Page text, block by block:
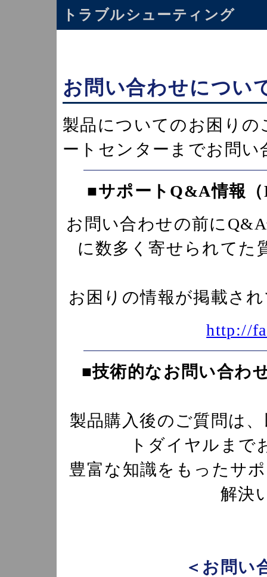
トラブルシューティング
お問い合わせについ
製品についてのお困り
ートセンターまでお問
■サポートQ&A情報
お問い合わせの前に
に数多く寄せられてた
お困りの情報が掲載さ
http://
■技術的なお問い合わ
製品購入後のご質問は
トダイヤルまで
豊富な知識をもったサ
解決
＜お問い